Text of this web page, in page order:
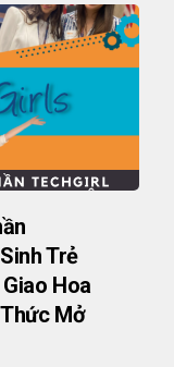
Trẻ
Hoa
Mở